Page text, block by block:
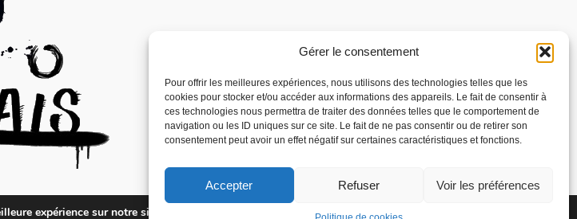
Gérer le consentement
Pour offrir les meilleures expériences, nous utilisons des technologies telles que les
cookies pour stocker et/ou accéder aux informations des appareils. Le fait de consentir à
ces technologies nous permettra de traiter des données telles que le comportement de
navigation ou les ID uniques sur ce site. Le fait de ne pas consentir ou de retirer son
consentement peut avoir un effet négatif sur certaines caractéristiques et fonctions.
Accepter Refuser Voir les préférences
ARMA, Association Pour la Reconnaissance des
expérience sur notre site.